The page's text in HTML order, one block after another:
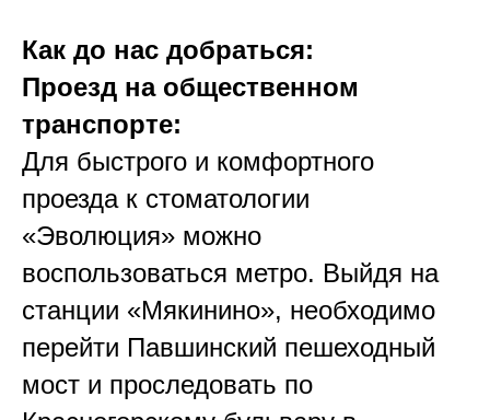
Как до нас добраться:
Проезд на общественном
транспорте:
Для быстрого и комфортного
проезда к стоматологии
«Эволюция» можно
воспользоваться метро. Выйдя на
станции «Мякинино», необходимо
перейти Павшинский пешеходный
мост и проследовать по